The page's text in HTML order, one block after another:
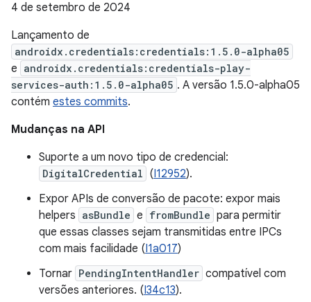
4 de setembro de 2024
Lançamento de
androidx.credentials:credentials:1.5.0-alpha05
e androidx.credentials:credentials-play-
services-auth:1.5.0-alpha05 . A versão 1.5.0-alpha05
contém estes commits.
Mudanças na API
Suporte a um novo tipo de credencial:
DigitalCredential (I12952).
Expor APIs de conversão de pacote: expor mais
helpers asBundle e fromBundle para permitir
que essas classes sejam transmitidas entre IPCs
com mais facilidade (I1a017)
Tornar PendingIntentHandler compatível com
versões anteriores. (I34c13).